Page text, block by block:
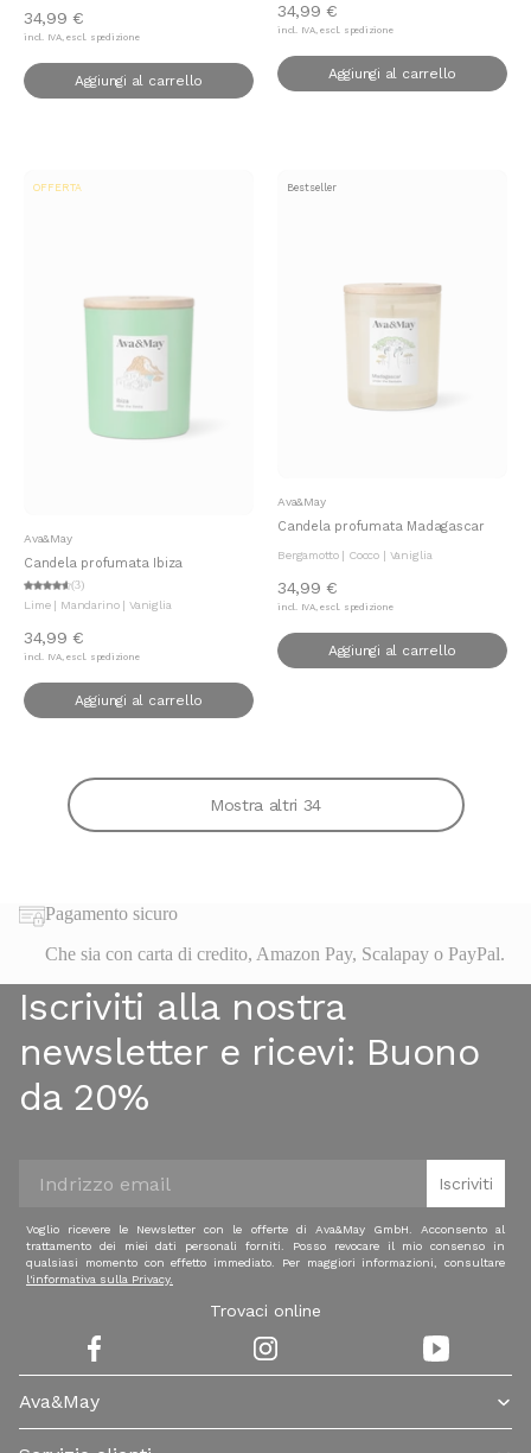
34,99 €
incl. IVA, escl. spedizione
Aggiungi al carrello
34,99 €
incl. IVA, escl. spedizione
Aggiungi al carrello
OFFERTA
Aggiungi al carrello
Ava&May
Candela profumata Ibiza
(3)
Lime | Mandarino | Vaniglia
34,99 €
incl. IVA, escl. spedizione
Aggiungi al carrello
Bestseller
Aggiungi al carrello
Ava&May
Candela profumata Madagascar
Bergamotto | Cocco | Vaniglia
34,99 €
incl. IVA, escl. spedizione
Aggiungi al carrello
Mostra altri 34
Pagamento sicuro
Che sia con carta di credito, Amazon Pay, Scalapay o PayPal.
Iscriviti alla nostra
newsletter e ricevi: Buono
da 20%
Iscriviti
Voglio ricevere le Newsletter con le offerte di Ava&May GmbH. Acconsento al
trattamento dei miei dati personali forniti. Posso revocare il mio consenso in
qualsiasi momento con effetto immediato. Per maggiori informazioni, consultare
l'informativa sulla Privacy.
Trovaci online
Ava&May